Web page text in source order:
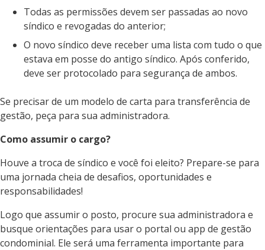
Todas as permissões devem ser passadas ao novo
síndico e revogadas do anterior;
O novo síndico deve receber uma lista com tudo o que
estava em posse do antigo síndico. Após conferido,
deve ser protocolado para segurança de ambos.
Se precisar de um modelo de carta para transferência de
gestão, peça para sua administradora.
Como assumir o cargo?
Houve a troca de síndico e você foi eleito? Prepare-se para
uma jornada cheia de desafios, oportunidades e
responsabilidades!
Logo que assumir o posto, procure sua administradora e
busque orientações para usar o portal ou app de gestão
condominial. Ele será uma ferramenta importante para